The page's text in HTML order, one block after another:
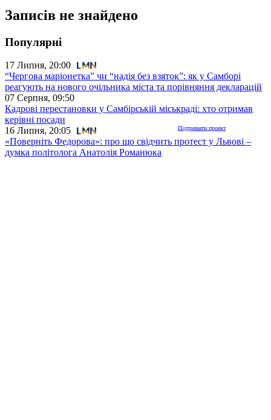
Підтримати проект
Записів не знайдено
Популярні
17 Липня, 20:00
“Чергова маріонетка” чи “надія без взяток”: як у Самборі
реагують на нового очільника міста та порівняння декларацій
07 Серпня, 09:50
Кадрові перестановки у Самбірській міськраді: хто отримав
керівні посади
16 Липня, 20:05
«Поверніть Федорова»: про що свідчить протест у Львові –
думка політолога Анатолія Романюка